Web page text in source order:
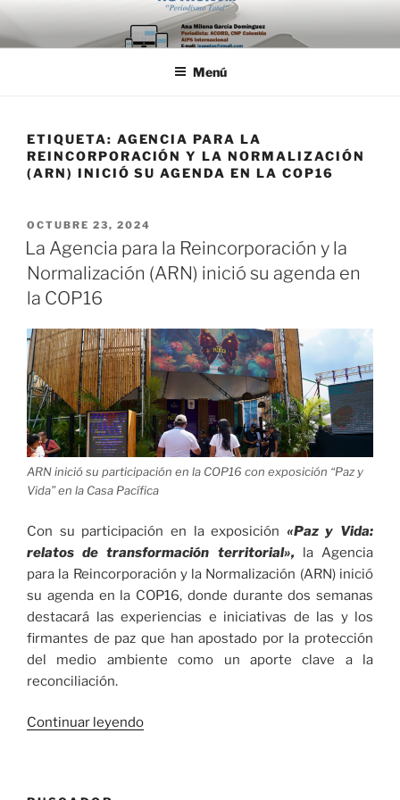
Saltar
al
contenido
Menú
ETIQUETA: AGENCIA PARA LA
REINCORPORACIÓN Y LA NORMALIZACIÓN
(ARN) INICIÓ SU AGENDA EN LA COP16
PUBLICADO
EL
OCTUBRE 23, 2024
La Agencia para la Reincorporación y la
Normalización (ARN) inició su agenda en
la COP16
ARN inició su participación en la COP16 con exposición “Paz y
Vida” en la Casa Pacífica
Con su participación en la exposición «Paz y Vida:
relatos de transformación territorial», la Agencia
para la Reincorporación y la Normalización (ARN) inició
su agenda en la COP16, donde durante dos semanas
destacará las experiencias e iniciativas de las y los
firmantes de paz que han apostado por la protección
del medio ambiente como un aporte clave a la
reconciliación.
Continuar leyendo«La